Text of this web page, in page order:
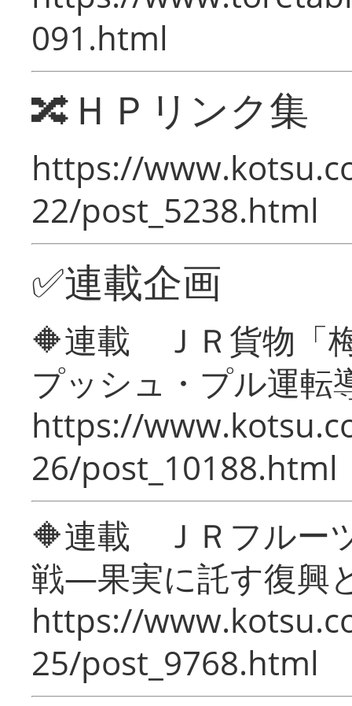
091.html
🔀ＨＰリンク集
https://
22/post_5238.html
✅連載企画
🔶連載 ＪＲ貨物「
プッシュ・プル運転
https://
26/post_10188.html
🔶連載 ＪＲフルー
戦―果実に託す復興
https://
25/post_9768.html